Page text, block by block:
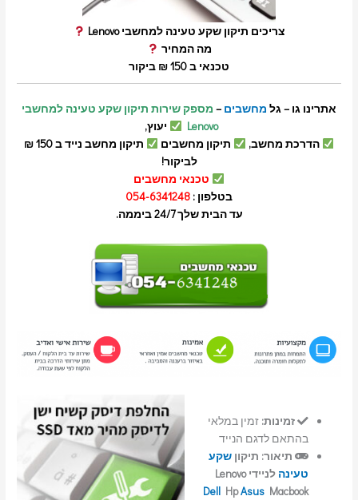
צריכים תיקון שקע טעינה למחשבי Lenovo
מה המחיר
טכנאי ב 150 ₪ ביקור
אתרינו גו – גל מחשבים – מספק שירות תיקון שקע טעינה למחשבי
Lenovo
יעוץ,
הדרכת מחשב,
תיקון מחשבים
תיקון מחשב נייד ב 150 ₪
לביקור!
טכנאי מחשבים
בטלפון :054-6341248
עד הבית שלך 24/7 ביממה.
זמינות: זמין במלאי
בהתאם לדגם הנייד
תיאור: תיקוןשקע
טעינה לניידי Lenovo
DellHpAsusMacbook